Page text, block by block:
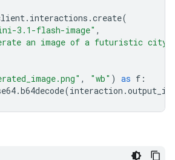
. interactions .create(
3.1-flash-image" ,
an image of a futuristic city
, "wb" ) as f :
.b64decode(interaction .